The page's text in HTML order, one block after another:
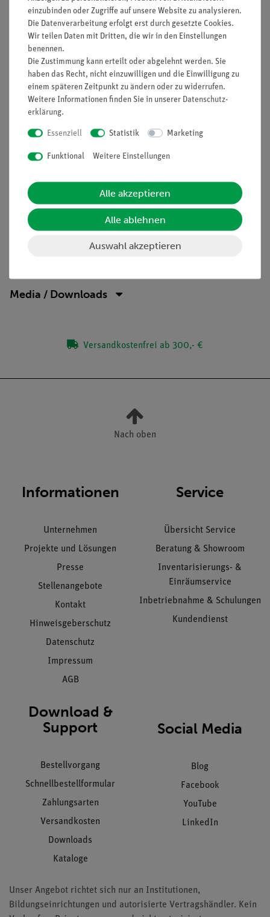
Versuchen zum Thema Erneuerbare Energie Solarzellen,
Windenergie, Wasserkraft
Sicheres Experimentieren: Der Lüfter im Gebläse ist vor
Berührung geschützt
Das verwendete Netzgerät ist vielfältig einsetzbar und
besonders geeignet für Schülerversuche für alle
Altersstufen ("RiSU 2016 - Konform")
Windgenerators unter verschiedenen Bedingungen
aufgenommen und daraus die Leistung berechnet und
verglichen.
Media / Downloads
Versandkostenfrei ab 300,- €
Nach oben
Informationen
Unternehmen
Projekte und Lösungen
Presse
Stellenangebote
Kontakt
Hinweisgeberschutz
Datenschutz
Impressum
AGB
Service
Übersicht Service
Beratung & Showroom
Inventarisierungs- &
Einräumservice
Inbetriebnahme & Schulungen
Kundendienst
Download &
Support
Bestellvorgang
Schnellbestellformular
Zahlungsarten
Versandkosten
Downloads
Kataloge
Social Media
Blog
Facebook
YouTube
LinkedIn
Unser Angebot richtet sich nur an Institutionen,
Bildungseinrichtungen und autorisierte Vertragshändler. Kein
einzubinden oder Zugriffe auf unsere Website zu analysieren.
Die Datenverarbeitung erfolgt erst durch gesetzte Cookies.
Wir teilen Daten mit Dritten, die wir in den Einstellungen
benennen.
Die Zustimmung kann erteilt oder abgelehnt werden. Sie
haben das Recht, nicht einzuwilligen und die Einwilligung zu
einem späteren Zeitpunkt zu ändern oder zu widerrufen.
Weitere Informationen finden Sie in unserer Daten­schutz­
erklärung.
Essenziell Statistik Marketing
Funktional Weitere Einstellungen
Alle akzeptieren
Alle ablehnen
Auswahl akzeptieren